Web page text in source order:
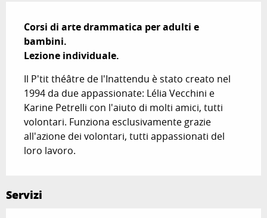
Corsi di arte drammatica per adulti e
bambini.
Lezione individuale.
Il P'tit théâtre de l'Inattendu è stato creato nel
1994 da due appassionate: Lélia Vecchini e
Karine Petrelli con l'aiuto di molti amici, tutti
volontari. Funziona esclusivamente grazie
all'azione dei volontari, tutti appassionati del
loro lavoro.
Servizi